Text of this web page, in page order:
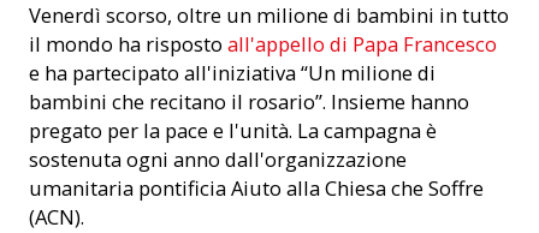
Venerdì scorso, oltre un milione di bambini in tutto
il mondo ha risposto all'appello di Papa Francesco
e ha partecipato all'iniziativa “Un milione di
bambini che recitano il rosario”. Insieme hanno
pregato per la pace e l'unità. La campagna è
sostenuta ogni anno dall'organizzazione
umanitaria pontificia Aiuto alla Chiesa che Soffre
(ACN).